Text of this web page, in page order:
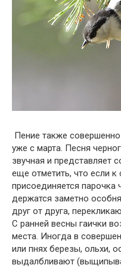
Пение также
уже с марта. Песня
звучная и представляет
еще отметить, что если к
присоединяется парочка
держатся заметно
друг от друга,
С ранней весны гаички
места. Иногда в
или пнях березы, ольхи,
выдалбливают